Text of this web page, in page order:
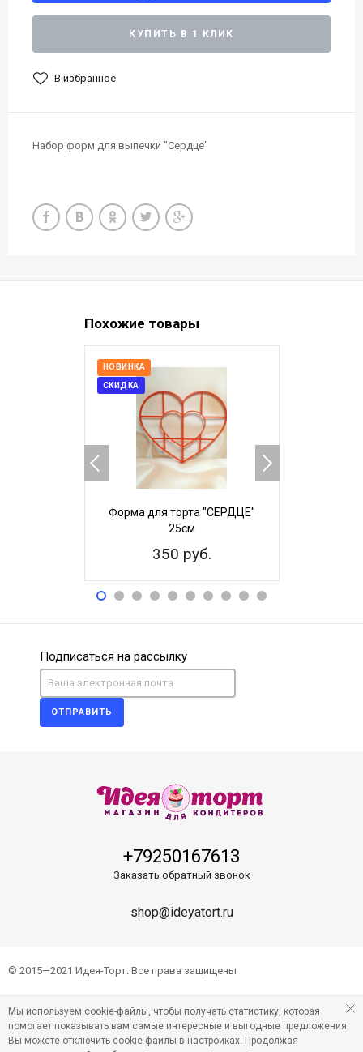
КУПИТЬ В 1 КЛИК
В избранное
Набор форм для выпечки "Сердце"
Похожие товары
НОВИНКА
СКИДКА
Форма для торта "СЕРДЦЕ"
25см
350 руб.
Подписаться на рассылку
ОТПРАВИТЬ
+79250167613
Заказать обратный звонок
shop@ideyatort.ru
© 2015—2021 Идея-Торт. Все права защищены
Мы используем cookie-файлы, чтобы получать статистику, которая
помогает показывать вам самые интересные и выгодные предложения.
Вы можете отключить cookie-файлы в настройках. Продолжая